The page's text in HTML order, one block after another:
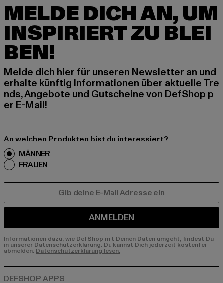
MELDE DICH AN, UM
INSPIRIERT ZU BLEI
BEN!
Melde dich hier für unseren Newsletter an und
erhalte künftig Informationen über aktuelle Tre
nds, Angebote und Gutscheine von DefShop p
er E-Mail!
An welchen Produkten bist du interessiert?
MÄNNER
FRAUEN
ANMELDEN
Informationen dazu, wie DefShop mit Deinen Daten umgeht, findest Du
in unserer Datenschutzerklärung. Du kannst Dich jederzeit kostenfei
abmelden. Datenschutzerklärung lesen.